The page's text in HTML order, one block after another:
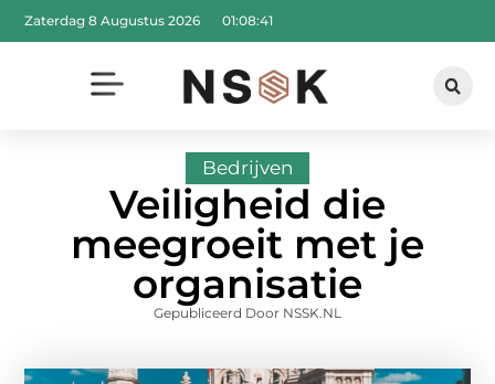
Zaterdag 8 Augustus 2026 01:08:42
Bedrijven
Veiligheid die
meegroeit met je
organisatie
Gepubliceerd Door NSSK.NL